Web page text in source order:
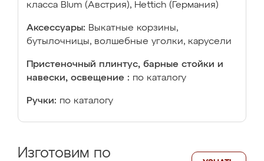
класса Blum (Австрия), Hettich (Германия)
Аксессуары: Выкатные корзины,
бутылочницы, волшебные уголки, карусели
Пристеночный плинтус, барные стойки и
навески, освещение : по каталогу
Ручки: по каталогу
Изготовим по